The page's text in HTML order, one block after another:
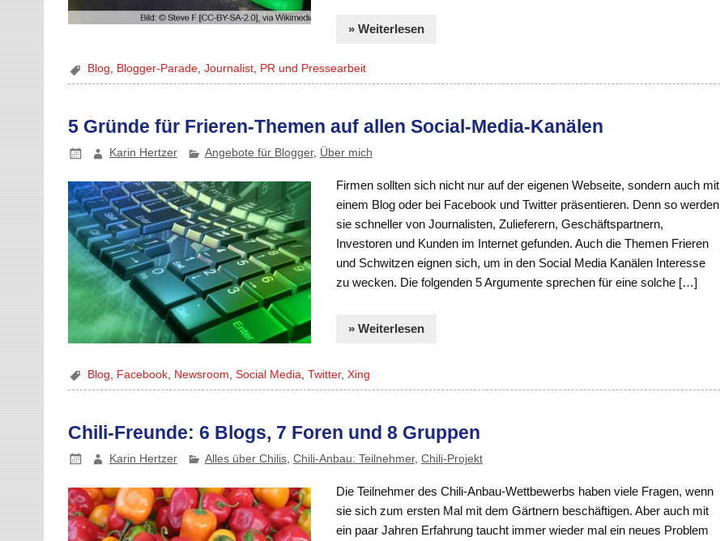
» Weiterlesen
Blog, Blogger-Parade,Journalist, PR und Pressearbeit
5 Gründe für Frieren-Themen auf allen Social-Media-Kanälen
Karin Hertzer Angebote für Blogger, Über mich
Firmen sollten sich nicht nur auf der eigenen Webseite, sondern auch mit
einem Blog oder bei Facebook und Twitter präsentieren. Denn so werden
sie schneller von Journalisten, Zulieferern, Geschäftspartnern,
Investoren und Kunden im Internet gefunden. Auch die Themen Frieren
und Schwitzen eignen sich, um in den Social Media Kanälen Interesse
zu wecken. Die folgenden 5 Argumente sprechen für eine solche […]
» Weiterlesen
Blog Facebook Newsroom ,Social Media ,Twitter,Xing
Chili-Freunde: 6 Blogs, 7 Foren und 8 Gruppen
Karin Hertzer Alles über Chilis, Chili-Anbau: Teilnehmer, Chili-Projekt
Die Teilnehmer des Chili-Anbau-Wettbewerbs haben viele Fragen, wenn
sie sich zum ersten Mal mit dem Gärtnern beschäftigen. Aber auch mit
ein paar Jahren Erfahrung taucht immer wieder mal ein neues Problem